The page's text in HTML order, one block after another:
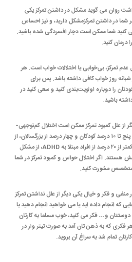
روان می گوید مشکل در داشتن تمرکز یکی
شما در داشتن تمرکزمشکل دارید، و نیز احساس
کنید شما ممکن است دچار افسردگی شده باشید.
درمان کنید.
تمرکز، بی‌خوابی یا اختلالات خواب است. هر
۷-۹ ساعت در شبانه روز خواب کافی داشته باشد. پس برای
را دوباره اولویت‌بندی کنید و سعی کنید در
باشید.
علل کمبود تمرکز ممکن است اختلال کم‌توجهی-
بیش فعالی باشد. امروزه حدود پنج تا ۱۰ درصد کودکان و چهار درصد از بزرگسالان، از
ADHD رنج می‌برند. بااین‌حال کمتر از ۲۰ درصد از افراد مبتلا به ADHD، از مشکل
هستند. اگر اختلال حواس و کمبود تمرکز در شما
متخصص مشورت کنید.
و فکر و خیال یکی دیگر از علل نداشتن تمرکز
که انجام داده اید یا می خواهید انجام دهید یا
دوستتان و… فکر می کنید، خوب مسلما به کارتان
هر فکری که به ذهن تان آمد به صورت تیتر وار در
تمام شد به سراغ آن بروید.